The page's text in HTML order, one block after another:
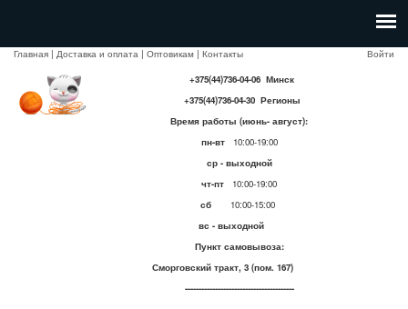
Главная | Доставка и оплата | Оптовикам | Контакты
Войти
+375(44)736-04-06 Минск
+375(44)736-04-30 Регионы
Время работы (июнь- август):
пн-вт
10:00-19:00
ср - выходной
чт-пт 10:00-19:00
сб
10:00-15:00
вс - выходной
Пункт самовывоза:
Сморговский тракт, 3 (пом. 167)
----------------------------------------